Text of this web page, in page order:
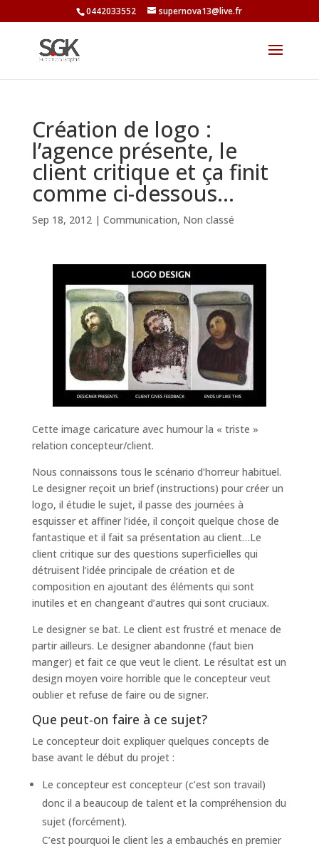
0442033552 supernova13@live.fr
Création de logo :
l’agence présente, le
client critique et ça finit
comme ci-dessous…
Sep 18, 2012| Communication, Non classé
Cette image caricature avec humour la « triste »
relation concepteur/client.
Nous connaissons tous le scénario d’horreur habituel.
Le designer reçoit un brief (instructions) pour créer un
logo, il étudie le sujet, il passe des journées à
esquisser et affiner l’idée, il conçoit quelque chose de
fantastique et il fait sa présentation au client…Le
client critique sur des questions superficielles qui
détruisent l’idée principale de création et de
composition en ajoutant des éléments qui sont
inutiles et en changeant d’autres qui sont cruciaux.
Le designer se bat. Le client est frustré et menace de
partir ailleurs. Le designer abandonne (faut bien
manger) et fait ce que veut le client. Le résultat est un
design moyen voire horrible que le concepteur veut
oublier et refuse de faire ou de signer.
Que peut-on faire à ce sujet?
Le concepteur doit expliquer quelques concepts de
base avant le début du projet :
Le concepteur est concepteur (c’est son travail)
donc il a beaucoup de talent et la compréhension du
sujet (forcément).
C’est pourquoi le client les a embauchés en premier